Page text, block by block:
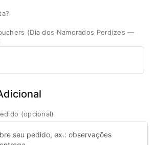
(Dia dos Namorados Perdizes —
(opcional)